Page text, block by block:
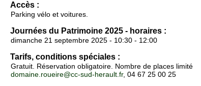
Accès :
Parking vélo et voitures.
Journées du Patrimoine 2025 - horaires :
dimanche 21 septembre 2025 - 10:30 - 12:00
Tarifs, conditions spéciales :
Gratuit. Réservation obligatoire. Nombre de places limité
domaine.roueire@cc-sud-herault.fr, 04 67 25 00 25